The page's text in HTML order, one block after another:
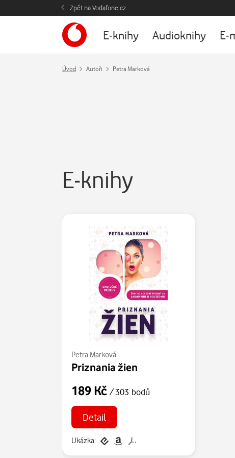
Zpět na Vodafone.cz
E-knihy Audioknihy E-
Úvod Autoři Petra Marková
E-knihy
Petra Marková
Priznania žien
189 Kč / 303 bodů
Detail
Ukázka: